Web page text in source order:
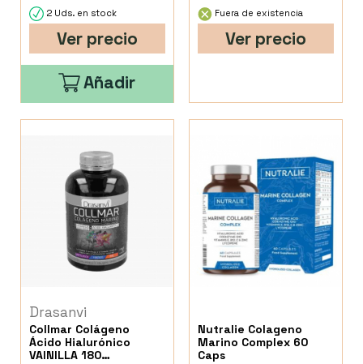
2 Uds. en stock
Ver precio
Añadir
Fuera de existencia
Ver precio
Drasanvi
Collmar Colágeno
Ácido Hialurónico
VAINILLA 180
Nutralie Colageno
Marino Complex 60
Caps